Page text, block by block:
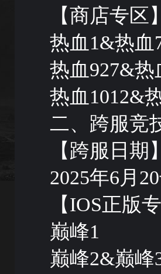
【商店专
热血1&热血
热血927&热
热血1012&
二、跨服竞
【跨服日期】
2025年6月
【IOS正版
巅峰1
巅峰2&巅峰